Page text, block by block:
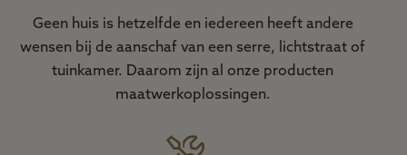
Geen huis is hetzelfde en iedereen heeft andere
wensen bij de aanschaf van een serre, lichtstraat of
tuinkamer. Daarom zijn al onze producten
maatwerkoplossingen.